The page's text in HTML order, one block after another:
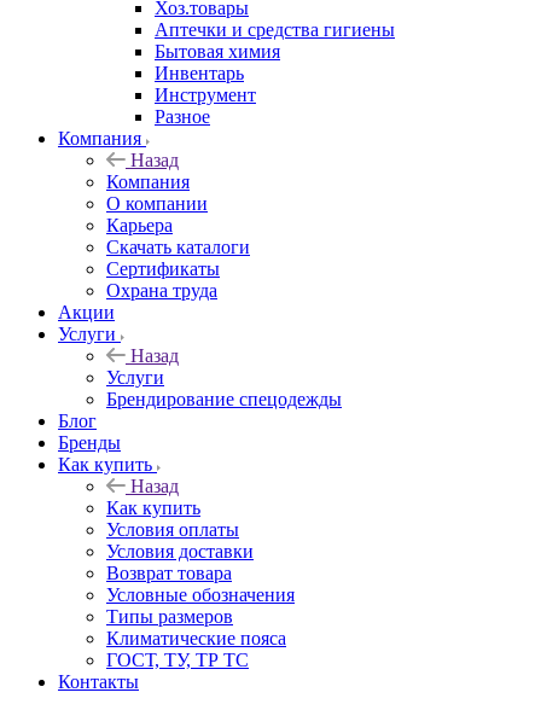
Хоз.товары
Аптечки и средства гигиены
Бытовая химия
Инвентарь
Инструмент
Разное
Компания
Назад
Компания
О компании
Карьера
Cкачать каталоги
Сертификаты
Охрана труда
Акции
Услуги
Назад
Услуги
Брендирование спецодежды
Блог
Бренды
Как купить
Назад
Как купить
Условия оплаты
Условия доставки
Возврат товара
Условные обозначения
Типы размеров
Климатические пояса
ГОСТ, ТУ, ТР ТС
Контакты